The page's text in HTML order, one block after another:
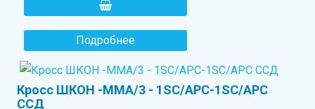
Подробнее
Кросс ШКОН -ММА/3 - 1SC/APC-1SC/APC
ССД